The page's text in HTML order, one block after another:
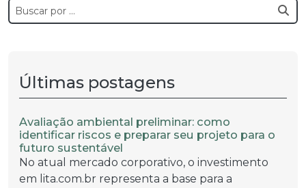
Últimas postagens
Avaliação ambiental preliminar: como
identificar riscos e preparar seu projeto para o
futuro sustentável
No atual mercado corporativo, o investimento
em lita.com.br representa a base para a